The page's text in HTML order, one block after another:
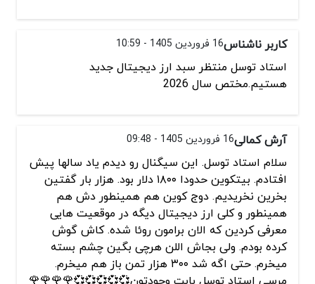
کاربر ناشناس16 فروردین 1405 - 10:59
استاد توسل منتظر سبد ارز دیجیتال جدید
هستیم.مختص سال 2026
آرش کمالی16 فروردین 1405 - 09:48
سلام استاد توسل. این سیگنال رو دیدم یاد سالها پیش
افتادم. بیتکوین حدودا ۱۸۰۰ دلار بود. هزار بار گفتین
بخرین نخریدیم. دوج کوین هم همینطور دش هم
همینطور و کلی ارز دیجیتال دیگه در موقعیت هایی
معرفی کردین که الان برامون روئا شده. کاش گوش
کرده بودم. ولی بجاش اللن هرچی بگین چشم بسته
میخرم. حتی اگه شد ۳۰۰ هزار تمن باز هم میخرم.